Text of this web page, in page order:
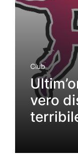
Club
vero